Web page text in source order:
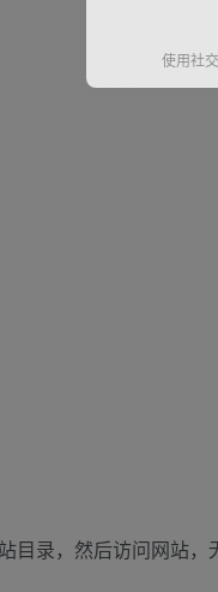
录，然后访问网站，
使用社